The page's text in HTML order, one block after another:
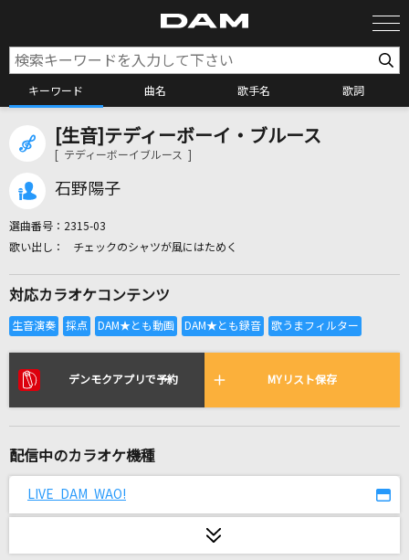
キーワード 曲名 歌手名 歌詞
カラオケ検索
全国りれき
リアルタイムで歌われている曲の一覧
[生音]ロビンソン
僕に彼女ができたんだ
[生音]テディーボーイ・ブルース
[ テディーボーイブルース ]
石野陽子
選曲番号： 2315-03
チェックのシャツが風にはためく
対応カラオケコンテンツ
デンモクアプリで予約 MYリスト保存
配信中のカラオケ機種
LIVE DAM WAO!